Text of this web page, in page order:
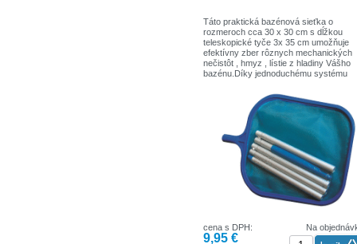
Táto praktická bazénová sieťka o
rozmeroch cca 30 x 30 cm s dĺžkou
teleskopické tyče 3x 35 cm umožňuje
efektívny zber rôznych mechanických
nečistôt , hmyz , lístie z hladiny Vášho
bazénu.Díky jednoduchému systému
Na
cena s DPH:
9,95 €